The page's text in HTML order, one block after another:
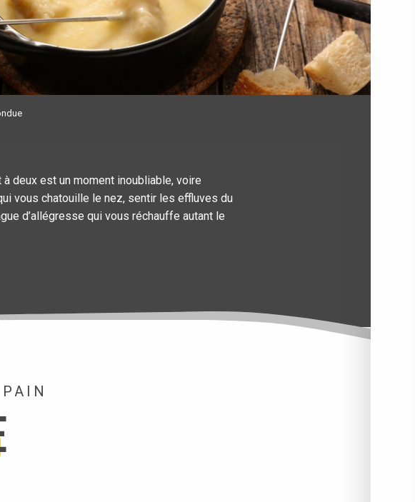
deux est un moment inoubliable, voire
vous chatouille le nez, sentir les effluves du
d’allégresse qui vous réchauffe autant le